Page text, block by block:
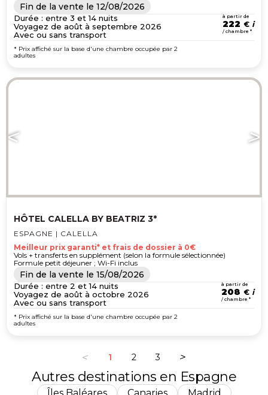
Fin de la vente le 12/08/2026
Durée : entre 3 et 14 nuits
Voyagez de août à septembre 2026
Avec ou sans transport
à partir de
222 €
/ chambre *
* Prix affiché sur la base d'une chambre occupée par 2
adultes
HÔTEL CALELLA BY BEATRIZ 3*
ESPAGNE | CALELLA
Meilleur prix garanti* et frais de dossier à 0€
Vols + transferts en supplément (selon la formule sélectionnée)
Formule petit déjeuner ; Wi-Fi inclus
Fin de la vente le 15/08/2026
Durée : entre 2 et 14 nuits
Voyagez de août à octobre 2026
Avec ou sans transport
à partir de
208 €
/ chambre *
* Prix affiché sur la base d'une chambre occupée par 2
adultes
1 2 3
Autres destinations en Espagne